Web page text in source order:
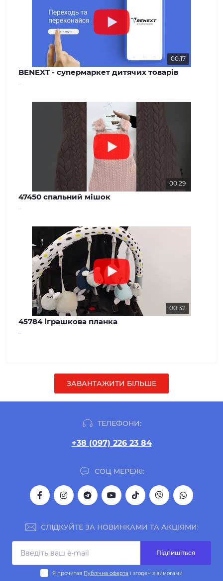
00:17
BENEXT - супермаркет дитячих товарів
00:29
47450 спальний мішок
00:32
45784 іграшкова планка
ЗАВАНТАЖИТИ БІЛЬШЕ
ТЕЛЕФОНИ:
+38 (097) 226 23 84
СОЦ МЕРЕЖІ:
СЛІДКУЙТЕ ЗА НОВИНКАМИ ТА АКЦІЯМИ:
Підпишіться
Я прочитав Публічна оферта і згоден з вимогами